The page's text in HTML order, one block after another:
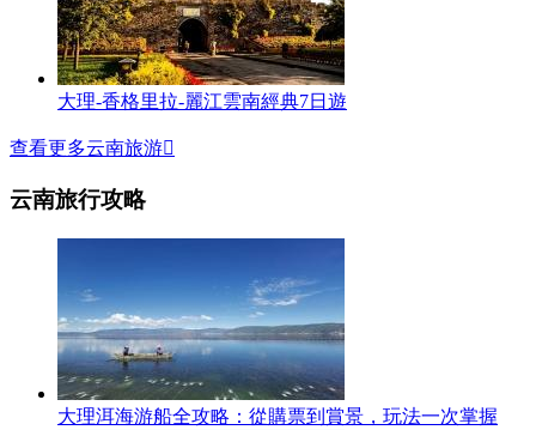
大理-香格里拉-麗江雲南經典7日遊
查看更多云南旅游
云南旅行攻略
大理洱海游船全攻略：從購票到賞景，玩法一次掌握